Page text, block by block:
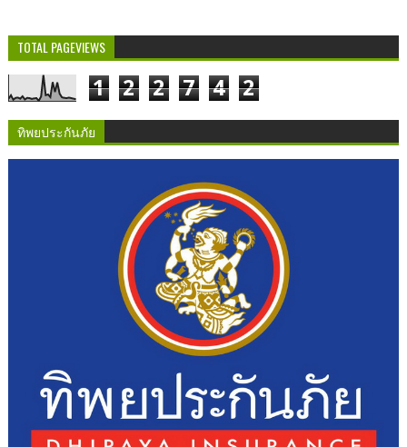
TOTAL PAGEVIEWS
1 2 2 7 4 2
ทิพยประกันภัย